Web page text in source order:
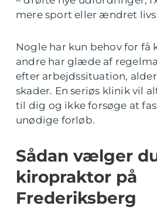
mere sport eller ændret
Nogle har kun behov for få
andre har glæde af
efter arbejdssituation,
skader. En seriøs klinik vil
til dig og ikke forsøge at
unødige forløb.
Sådan vælger
kiropraktor på
Frederiksberg